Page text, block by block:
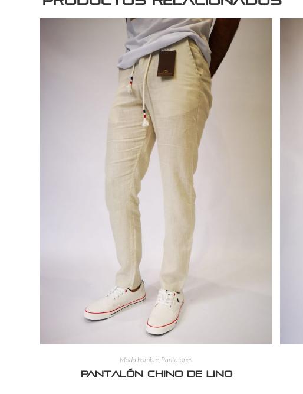
Moda hombre Pantalones
Pantalón chino de lino